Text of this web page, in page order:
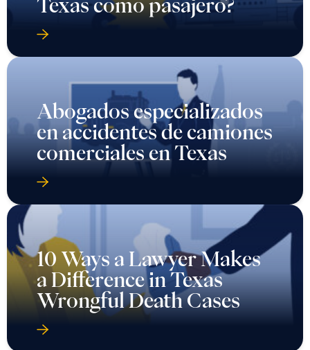
Texas como pasajero?
Abogados especializados
en accidentes de camiones
comerciales en Texas
10 Ways a Lawyer Makes
a Difference in Texas
Wrongful Death Cases